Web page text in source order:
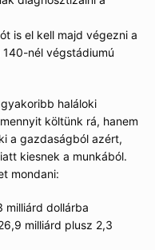
is el kell majd végezni a
nél végstádiumú
haláloki
költünk rá, hanem
a gazdaságból azért,
kiesnek a munkából.
mondani:
milliárd dollárba
milliárd plusz 2,3